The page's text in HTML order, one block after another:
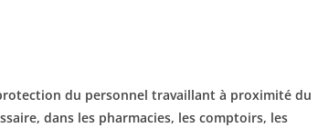
du personnel travaillant à proximité du
dans les pharmacies, les comptoirs, les